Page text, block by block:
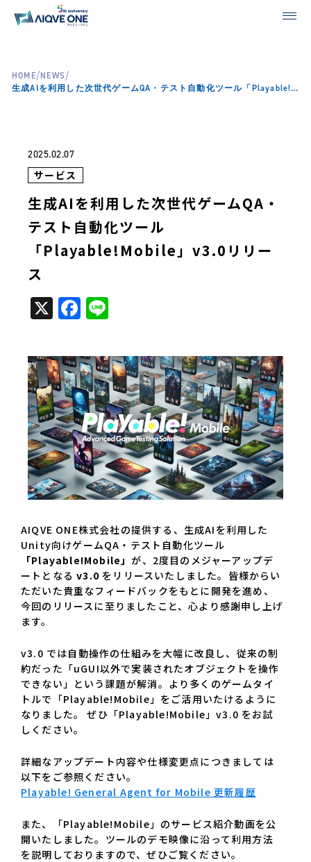
HOME/NEWS/
生成AIを利用した次世代ゲームQA・テスト自動化ツール「Playable!Mobile」v3.0リリース
2025.02.07
サービス
生成AIを利用した次世代ゲームQA・
テスト自動化ツール
「Playable!Mobile」v3.0リリー
ス
X Facebook
AIQVE ONE株式会社の提供する、生成AIを利用した
Unity向けゲームQA・テスト自動化ツール
「Playable!Mobile」が、2度目のメジャーアップデ
ートとなるv3.0 をリリースいたしました。皆様からい
ただいた貴重なフィードバックをもとに開発を進め、
今回のリリースに至りましたこと、心より感謝申し上げ
ます。
v3.0 では自動操作の仕組みを大幅に改良し、従来の制
約だった「uGUI以外で実装されたオブジェクトを操作
できない」という課題が解消。より多くのゲームタイ
トルで「Playable!Mobile」をご活用いたけるように
なりました。 ぜひ「Playable!Mobile」v3.0 をお試
しください。
詳細なアップデート内容や仕様変更点につきましては
以下をご参照ください。
Playable! General Agent for Mobile 更新履歴
また、「Playable!Mobile」のサービス紹介動画を公
開いたしました。ツールのデモ映像に沿って利用方法
を説明しておりますので、ぜひご覧ください。